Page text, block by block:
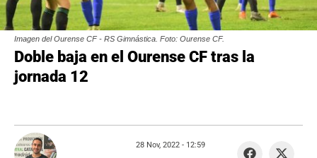
Imagen del Ourense CF - RS Gimnástica. Foto: Ourense CF.
Doble baja en el Ourense CF tras la
jornada 12
28 Nov, 2022 - 12:59